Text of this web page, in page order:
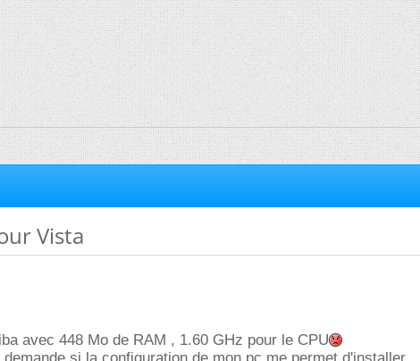
Vista
avec 448 Mo de RAM , 1.60 GHz pour le CPU